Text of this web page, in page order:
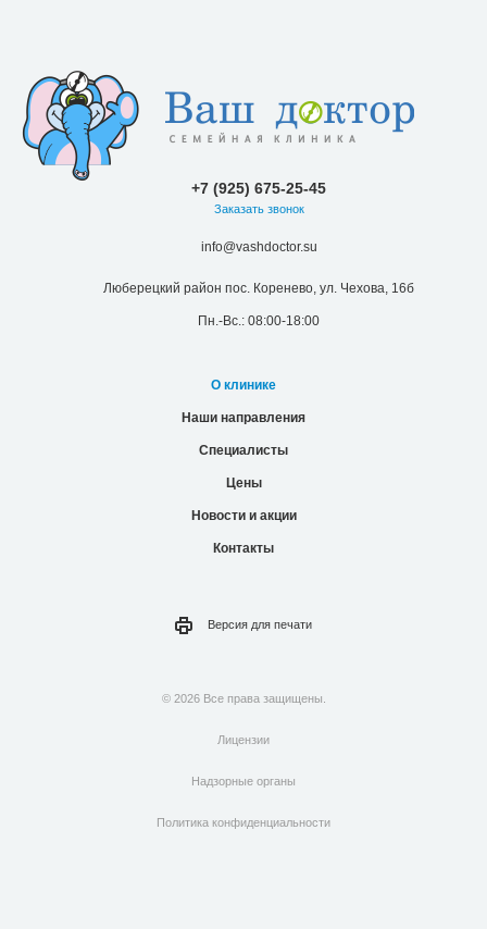
+7 (925) 675-25-45
Заказать звонок
info@vashdoctor.su
Люберецкий район пос. Коренево, ул. Чехова, 16б
Пн.-Вс.: 08:00-18:00
О клинике
Наши направления
Специалисты
Цены
Новости и акции
Контакты
Версия для печати
© 2026 Все права защищены.
Лицензии
Надзорные органы
Политика конфиденциальности